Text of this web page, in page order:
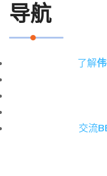
导航
了解
交流